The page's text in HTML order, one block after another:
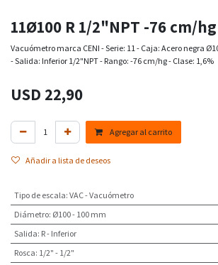
11Ø100 R 1/2"NPT -76 cm/hg
Vacuómetro marca CENI - Serie: 11 - Caja: Acero negra
- Salida: Inferior 1/2"NPT - Rango: -76 cm/hg - Clase: 1,6%
USD 22,90
Agregar al carrito
Añadir a lista de deseos
Tipo de escala: VAC - Vacuómetro
Diámetro: Ø100 - 100 mm
Salida: R - Inferior
Rosca: 1/2" - 1/2"